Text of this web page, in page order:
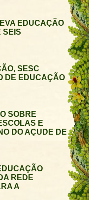
EDUCAÇÃO
SEIS
SESC
DE EDUCAÇÃO
SOBRE
E
DO AÇUDE DE
REDE
A